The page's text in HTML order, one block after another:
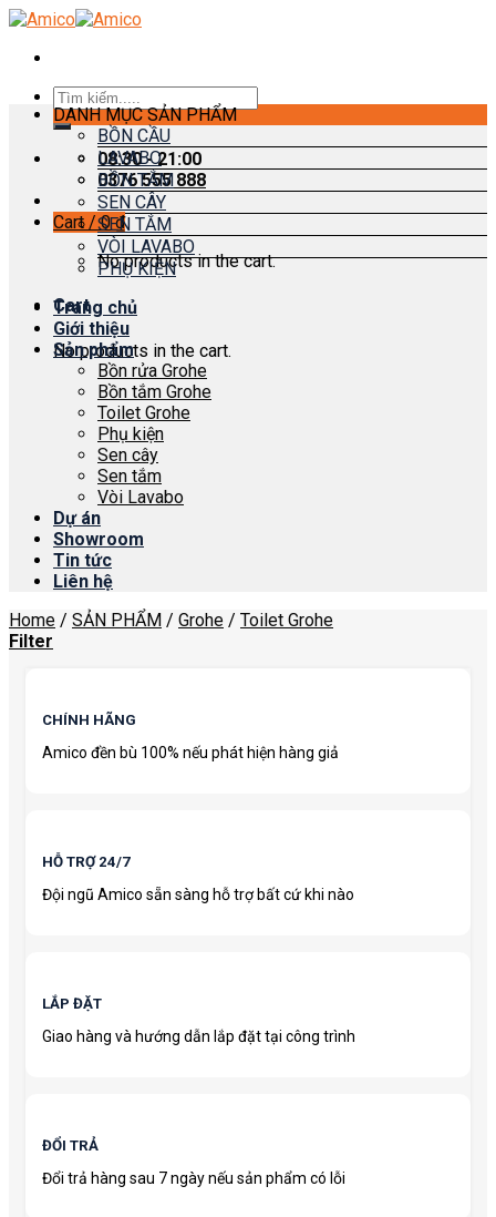
Skip
content
Search
for:
08:30 - 21:00
0376 555 888
Cart /0₫
No products in the cart.
Cart
No products in the cart.
DANH MỤC SẢN PHẨM
BỒN CẦU
LAVABO
BỒN TẮM
SEN CÂY
SEN TẮM
VÒI LAVABO
PHỤ KIỆN
Trang chủ
Giới thiệu
Sản phẩm
Bồn rửa Grohe
Bồn tắm Grohe
Toilet Grohe
Phụ kiện
Sen cây
Sen tắm
Vòi Lavabo
Dự án
Showroom
Tin tức
Liên hệ
Home / SẢN PHẨM / Grohe / Toilet Grohe
Filter
CHÍNH HÃNG
Amico đền bù 100% nếu phát hiện hàng giả
HỖ TRỢ 24/7
Đội ngũ Amico sẵn sàng hỗ trợ bất cứ khi nào
LẮP ĐẶT
Giao hàng và hướng dẫn lắp đặt tại công trình
ĐỔI TRẢ
Đổi trả hàng sau 7 ngày nếu sản phẩm có lỗi